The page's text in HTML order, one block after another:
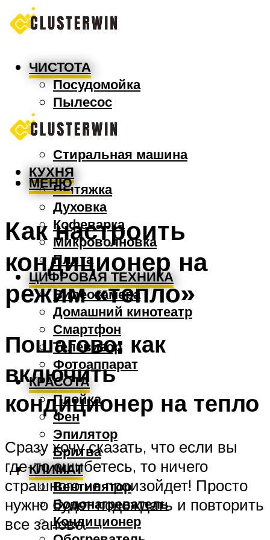
ЧИСТОТА
Посудомойка
Пылесос
Утюг
Швабра
Стиральная машина
КУХНЯ
Вытяжка
Духовка
Кофеварка
Микроволновка
Плита
ЦИФРОВАЯ ТЕХНИКА
Видеокамера
Домашний кинотеатр
Смартфон
Телевизор
Фотоаппарат
КРАСОТА
Плойка
Фен
Эпилятор
Бритва
КЛИМАТ
Вентилятор
Водонагреватель
Кондиционер
МЕНЮ
Как настроить
кондиционер на
режим «тепло»
Пошагово: как
включить
кондиционер на тепло
Сразу хочу сказать, что если вы
где-то ошибетесь, то ничего
страшного не произойдет! Просто
нужно будет подождать и повторить
все заново.